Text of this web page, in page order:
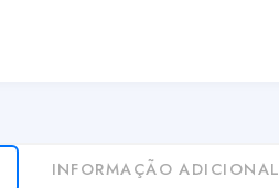
INFORMAÇÃO ADICIONAL